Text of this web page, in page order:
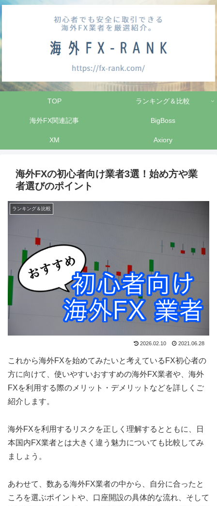
TOP ランキング＆比較
海外FX関連記事 BigBoss
XM Axiory
海外FXの初心者向け業者3選！始め方や業
者選びのポイント
ランキング＆比較
2026.02.10 2021.06.28
これから海外FXを始めてみたいと考えているFX初心者の
方に向けて、使いやすいおすすめの海外FX業者や、海外
FXを利用する際のメリット・デメリットなどを詳しくご
紹介します。
海外FXを利用するリスクを正しく理解するとともに、日
本国内FX業者とは大きく違う魅力についても比較してみ
ましょう。
あわせて、数ある海外FX業者の中から、自分に合ったと
ころを選ぶポイントや、口座開設の具体的な流れ、そして